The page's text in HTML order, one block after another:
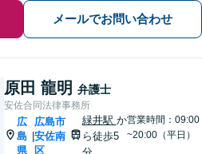
メールでお問い合わせ
原田 龍明 弁護士
安佐合同法律事務所
広
島
県
広島市
安佐南
区
緑井駅 か
ら徒歩5
分
営業時間：09:00
~20:00（平日）